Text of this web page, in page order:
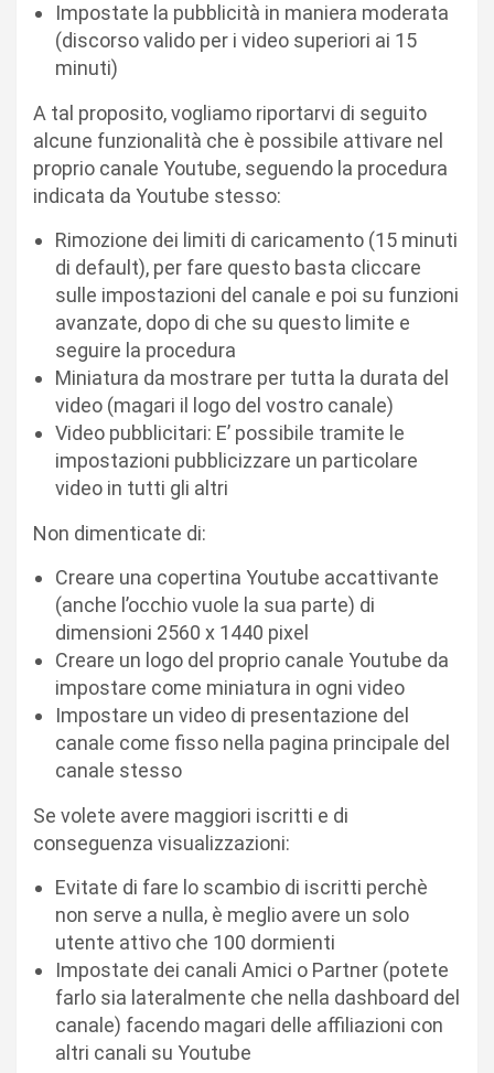
Impostate la pubblicità in maniera moderata
(discorso valido per i video superiori ai 15
minuti)
A tal proposito, vogliamo riportarvi di seguito
alcune funzionalità che è possibile attivare nel
proprio canale Youtube, seguendo la procedura
indicata da Youtube stesso:
Rimozione dei limiti di caricamento (15 minuti
di default), per fare questo basta cliccare
sulle impostazioni del canale e poi su funzioni
avanzate, dopo di che su questo limite e
seguire la procedura
Miniatura da mostrare per tutta la durata del
video (magari il logo del vostro canale)
Video pubblicitari: E’ possibile tramite le
impostazioni pubblicizzare un particolare
video in tutti gli altri
Non dimenticate di:
Creare una copertina Youtube accattivante
(anche l’occhio vuole la sua parte) di
dimensioni 2560 x 1440 pixel
Creare un logo del proprio canale Youtube da
impostare come miniatura in ogni video
Impostare un video di presentazione del
canale come fisso nella pagina principale del
canale stesso
Se volete avere maggiori iscritti e di
conseguenza visualizzazioni:
Evitate di fare lo scambio di iscritti perchè
non serve a nulla, è meglio avere un solo
utente attivo che 100 dormienti
Impostate dei canali Amici o Partner (potete
farlo sia lateralmente che nella dashboard del
canale) facendo magari delle affiliazioni con
altri canali su Youtube